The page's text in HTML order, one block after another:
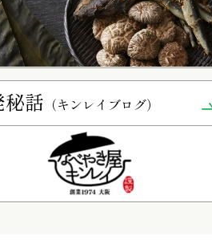
秘話 （キンレイブログ）